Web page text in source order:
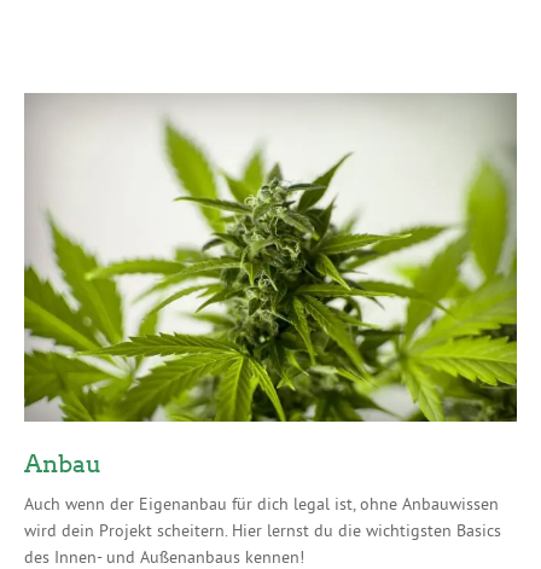
Anbau
Auch wenn der Eigenanbau für dich legal ist, ohne Anbauwissen
wird dein Projekt scheitern. Hier lernst du die wichtigsten Basics
des Innen- und Außenanbaus kennen!